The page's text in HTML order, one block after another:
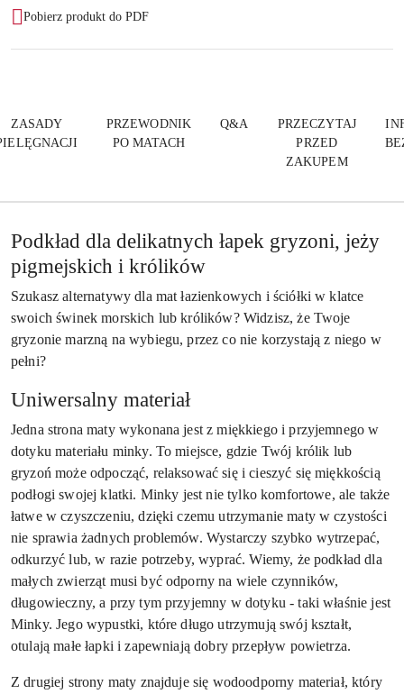
Pobierz produkt do PDF
ZASADY
PRZEWODNIK
PO MATACH
Q&A
PRZECZYTAJ
PRZED
ZAKUPEM
Podkład dla delikatnych łapek gryzoni, jeży
pigmejskich i królików
Szukasz alternatywy dla mat łazienkowych i ściółki w klatce
swoich świnek morskich lub królików? Widzisz, że Twoje
gryzonie marzną na wybiegu, przez co nie korzystają z niego w
pełni?
Uniwersalny materiał
Jedna strona maty wykonana jest z miękkiego i przyjemnego w
dotyku materiału minky. To miejsce, gdzie Twój królik lub
gryzoń może odpocząć, relaksować się i cieszyć się miękkością
podłogi swojej klatki. Minky jest nie tylko komfortowe, ale także
łatwe w czyszczeniu, dzięki czemu utrzymanie maty w czystości
nie sprawia żadnych problemów. Wystarczy szybko wytrzepać,
odkurzyć lub, w razie potrzeby, wyprać. Wiemy, że podkład dla
małych zwierząt musi być odporny na wiele czynników,
długowieczny, a przy tym przyjemny w dotyku - taki właśnie jest
Minky. Jego wypustki, które długo utrzymują swój kształt,
otulają małe łapki i zapewniają dobry przepływ powietrza.
Z drugiej strony maty znajduje się wodoodporny materiał, który